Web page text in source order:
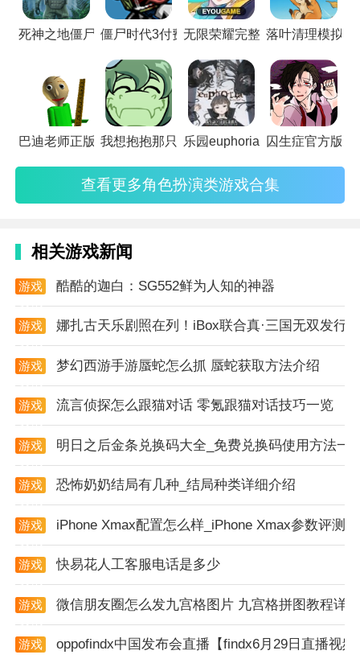
游戏讲解
1. 玩家需要掌握各种游泳技巧，如自由泳、蛙泳等，这
些技巧在后续比赛中将发挥重要作用。
2. 游戏提供了多种比赛模式，包括单人挑战赛、多人竞
技赛等，满足不同玩家的需求。
3. 在比赛过程中，玩家需要合理规划游泳路线，避开障
哦，快和你的小伙伴一起来体验一下吧！
死神之地僵尸最新版僵尸时代3付费版无限荣耀完整版落叶清理模拟器
巴迪老师正版 我想抱抱那只鳄鱼官方版乐园euphoria汉化版囚生症官方版
查看更多角色扮演类游戏合集
相关游戏新闻
游戏
酷酷的迦白：SG552鲜为人知的神器
游戏
娜扎古天乐剧照在列！iBox联合真·三国无双发行
游戏
梦幻西游手游蜃蛇怎么抓 蜃蛇获取方法介绍
游戏
流言侦探怎么跟猫对话 零氪跟猫对话技巧一览
游戏
明日之后金条兑换码大全_免费兑换码使用方法一
游戏
恐怖奶奶结局有几种_结局种类详细介绍
游戏
iPhone Xmax配置怎么样_iPhone Xmax参数评测
游戏
快易花人工客服电话是多少
游戏
微信朋友圈怎么发九宫格图片 九宫格拼图教程详解
游戏
oppofindx中国发布会直播【findx6月29日直播视频